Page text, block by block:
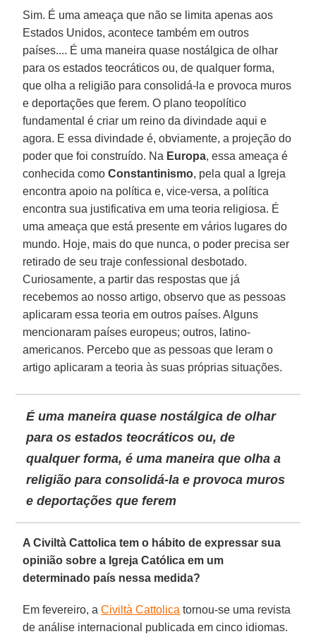
Sim. É uma ameaça que não se limita apenas aos
Estados Unidos, acontece também em outros
países.... É uma maneira quase nostálgica de olhar
para os estados teocráticos ou, de qualquer forma,
que olha a religião para consolidá-la e provoca muros
e deportações que ferem. O plano teopolítico
fundamental é criar um reino da divindade aqui e
agora. E essa divindade é, obviamente, a projeção do
poder que foi construído. Na Europa, essa ameaça é
conhecida comoConstantinismo, pela qual a Igreja
encontra apoio na política e, vice-versa, a política
encontra sua justificativa em uma teoria religiosa. É
uma ameaça que está presente em vários lugares do
mundo. Hoje, mais do que nunca, o poder precisa ser
retirado de seu traje confessional desbotado.
Curiosamente, a partir das respostas que já
recebemos ao nosso artigo, observo que as pessoas
aplicaram essa teoria em outros países. Alguns
mencionaram países europeus; outros, latino-
americanos. Percebo que as pessoas que leram o
artigo aplicaram a teoria às suas próprias situações.
É uma maneira quase nostálgica de olhar
para os estados teocráticos ou, de
qualquer forma, é uma maneira que olha a
religião para consolidá-la e provoca muros
e deportações que ferem
A Civiltà Cattolica tem o hábito de expressar sua
opinião sobre a Igreja Católica em um
determinado país nessa medida?
Em fevereiro, aCiviltà Cattolica tornou-se uma revista
de análise internacional publicada em cinco idiomas.